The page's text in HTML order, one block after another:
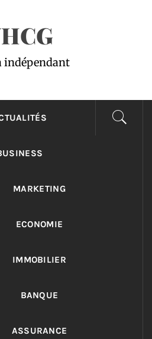
indépendant
MARKETING
ECONOMIE
IMMOBILIER
BANQUE
ASSURANCE